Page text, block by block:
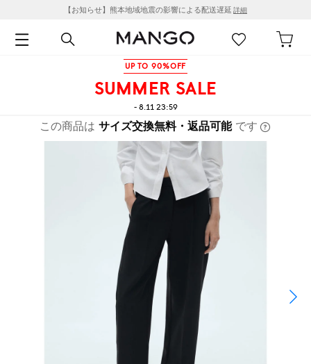
【お知らせ】熊本地域地震の影響による配送遅延 詳細
UP TO 90%OFF
SUMMER SALE
- 8.11 23:59
この商品は サイズ交換無料・返品可能 です